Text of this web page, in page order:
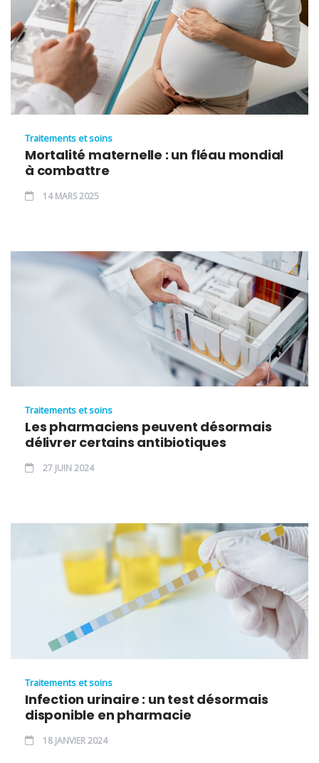
Traitements et soins
Mortalité maternelle : un fléau mondial
à combattre
14 MARS 2025
Traitements et soins
Les pharmaciens peuvent désormais
délivrer certains antibiotiques
27 JUIN 2024
Traitements et soins
Infection urinaire : un test désormais
disponible en pharmacie
18 JANVIER 2024